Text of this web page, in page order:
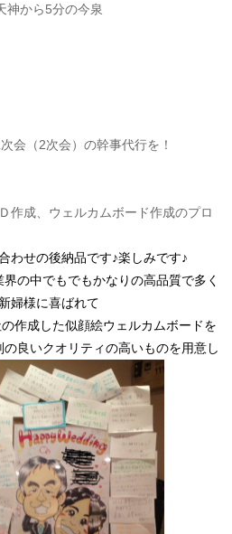
神から5分の今泉
会（2次会） の幹事代行を！
作成、ウェルカムボード作成のプロ
わせの後納品です♪楽しみです♪
の中でもでもかなりの高品質で多く
婦様に喜ばれて
作成した似顔絵ウェルカムボードを
良いクオリティの高いものを用意し